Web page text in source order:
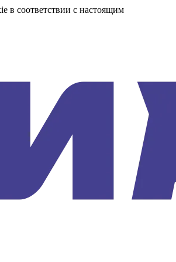
в соответствии с настоящим